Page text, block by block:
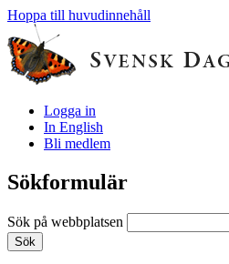
Hoppa till huvudinnehåll
Logga in
In English
Bli medlem
Sökformulär
Sök på webbplatsen